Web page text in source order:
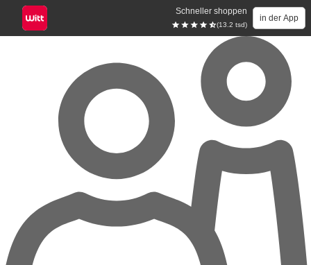
Schneller shoppen
(13.2 tsd)
in der App